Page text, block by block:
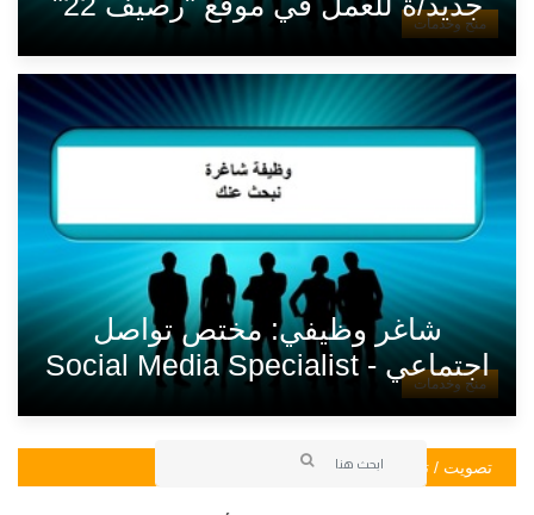
منح وخدمات
منح وخدمات
شاغر وظيفي: مختص تواصل
اجتماعي - Social Media Specialist
تصويت / تصويت